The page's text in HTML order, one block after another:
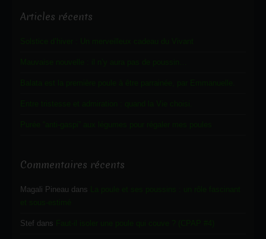
Articles récents
Commentaires récents
Magali Pineau dans
Stef dans